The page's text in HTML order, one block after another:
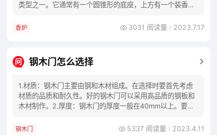
类型之一。它通常有一个圆锥形的底座，上方有一个装香炭
香炉 3031 阅读量 2023.7.17
问 钢木门怎么选择
1.材质：钢木门主要由钢和木材组成。在选择时要首先考虑
材质的品质和耐久性。好的钢木门可以采用高品质的钢板和
木材制作。2.厚度：钢木门的厚度一般在40mm以上。要选
钢木门 5337 阅读量 2023.4.11